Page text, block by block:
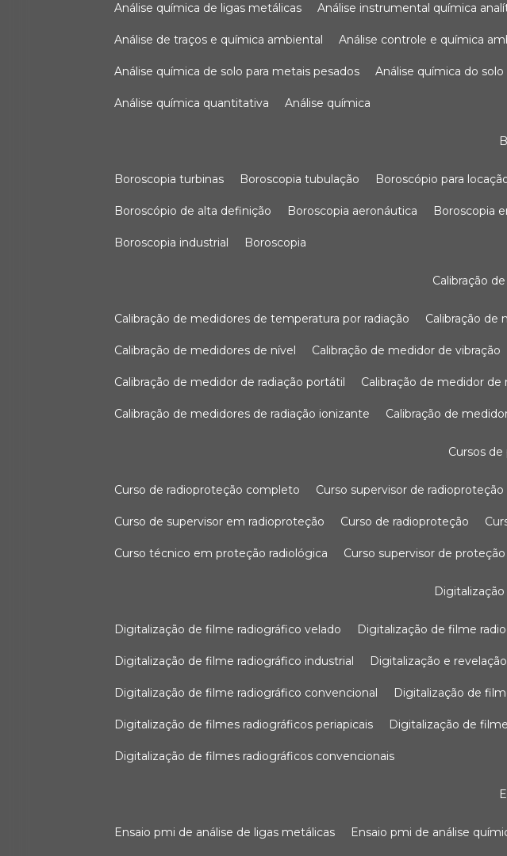
análise química de ligas metálicas análise instrumental química
análise de traços e química ambiental análise controle e química
análise química de solo para metais pesados análise química do solo
análise química quantitativa análise química
boroscopia turbinas boroscopia tubulação boroscópio para
boroscópio de alta definição boroscopia aeronáutica boroscopia
boroscopia industrial boroscopia
calibração
calibração de medidores de temperatura por radiação calibração
calibração de medidores de nível calibração de medidor de vibração
calibração de medidor de radiação portátil calibração de medidor
calibração de medidores de radiação ionizante calibração de
cursos
curso de radioproteção completo curso supervisor de radioproteção
curso de supervisor em radioproteção curso de radioproteção
curso técnico em proteção radiológica curso supervisor de
digitalização de filme radiográfico velado digitalização de filme
digitalização de filme radiográfico industrial digitalização e
digitalização de filme radiográfico convencional digitalização de
digitalização de filmes radiográficos periapicais digitalização de
digitalização de filmes radiográficos convencionais
ensaio pmi de análise de ligas metálicas ensaio pmi de análise